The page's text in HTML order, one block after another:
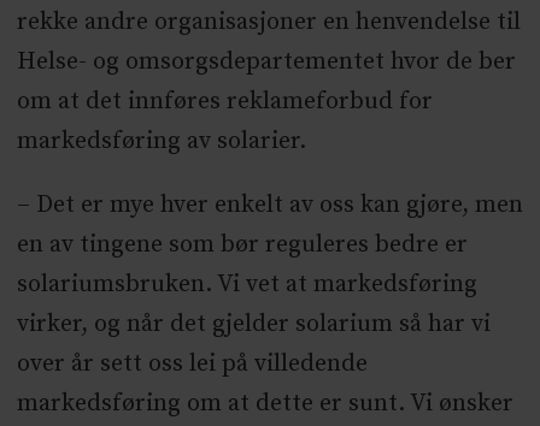
rekke andre organisasjoner en henvendelse til
Helse- og omsorgsdepartementet hvor de ber
om at det innføres reklameforbud for
markedsføring av solarier.
– Det er mye hver enkelt av oss kan gjøre, men
en av tingene som bør reguleres bedre er
solariumsbruken. Vi vet at markedsføring
virker, og når det gjelder solarium så har vi
over år sett oss lei på villedende
markedsføring om at dette er sunt. Vi ønsker